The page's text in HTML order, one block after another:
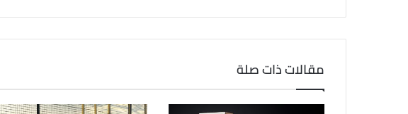
مقالات ذات صلة